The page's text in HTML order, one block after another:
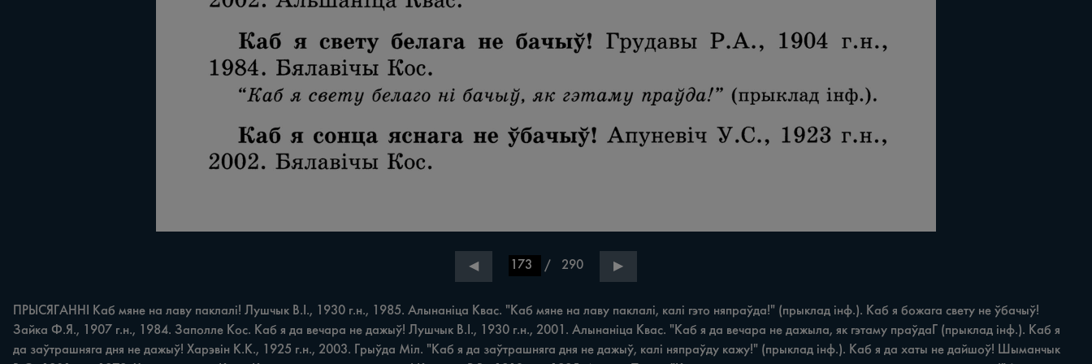
◀ / 290 ▶
ПРЫСЯГАННІ Каб мяне на лаву паклалі! Лушчык В.І., 1930 г.н., 1985. Алынаніца Квас. "Каб мяне на лаву паклалі, калі гэто няпраўда!" (прыклад інф.). Каб я божага свету не ўбачыў!
Зайка Ф.Я., 1907 г.н., 1984. Заполле Кос. Каб я да вечара не дажыў! Лушчык В.І., 1930 г.н., 2001. Алынаніца Квас. "Каб я да вечара не дажыла, як гэтаму праўдаГ (прыклад інф.). Каб я
да заўтрашняга дня не дажыў! Харэвін К.К., 1925 г.н., 2003. Грыўда Міл. "Каб я да заўтрашняга дня не дажыў, калі няпраўду кажу!" (прыклад інф.). Каб я да хаты не дайшоў! Шыманчык